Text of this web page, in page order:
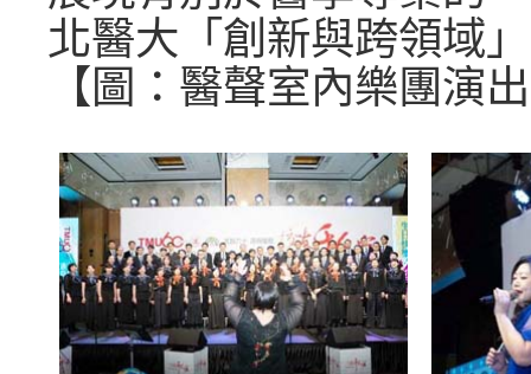
北醫大「創新與跨領域
【圖：醫聲室內樂團演